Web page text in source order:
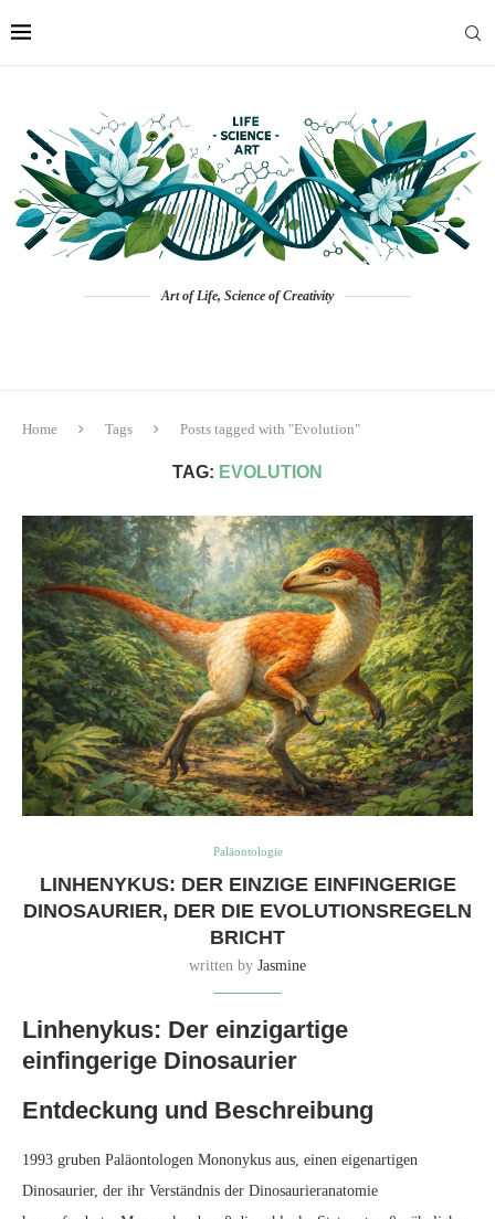
Art of Life, Science of Creativity
Home Tags Posts tagged with "Evolution"
TAG: EVOLUTION
Paläontologie
LINHENYKUS: DER EINZIGE EINFINGERIGE
DINOSAURIER, DER DIE EVOLUTIONSREGELN
BRICHT
written by Jasmine
Linhenykus: Der einzigartige
einfingerige Dinosaurier
Entdeckung und Beschreibung
1993 gruben Paläontologen Mononykus aus, einen eigenartigen
Dinosaurier, der ihr Verständnis der Dinosaurieranatomie